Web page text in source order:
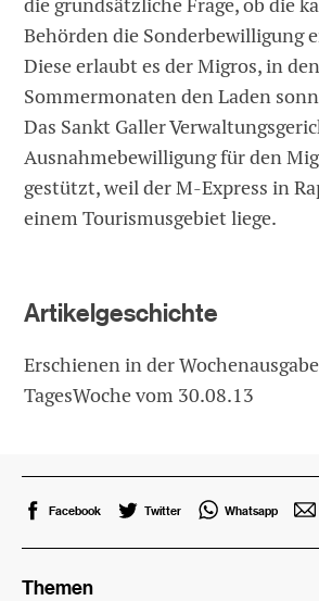
Behörden die Sonderbewilligung
Diese erlaubt es der Migros, in den
Sommermonaten den Laden
Das Sankt Galler
Ausnahmebewilligung für den
gestützt, weil der M-Express in
einem Tourismusgebiet liege.
Artikelgeschichte
Erschienen in der
TagesWoche vom 30.08.13
Facebook Twitter Whatsapp
Themen